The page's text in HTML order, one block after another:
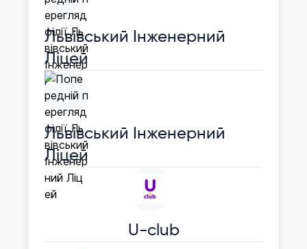
Львівський Інженерний
Ліцей
Львівський Інженерний
Ліцей
U-club